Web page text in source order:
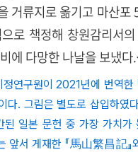
거류지로 옮기고 마산포
로 책정해 창원감리서
에 다망한 나날을 보냈
정연구원이 2021년에 번역한
다. 그림은 별도로 삽입하였
된 일본 문헌 중 가장 가치가
앞서 게재한 『馬山繁昌記